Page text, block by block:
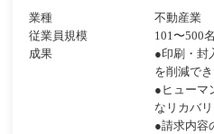
業種
不動産業
従業員規模
101〜500名
成果
●印刷・封
を削減で
●ヒューマ
なリカバ
●請求内容